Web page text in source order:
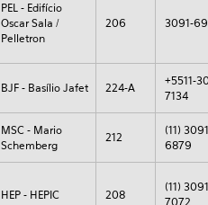
PEL - Edifício
Oscar Sala /
Pelletron
206 3091-
BJF - Basílio Jafet 224-A
+5511-
7134
MSC - Mario
Schemberg
212
(11)
6879
HEP - HEPIC 208
(11)
7072